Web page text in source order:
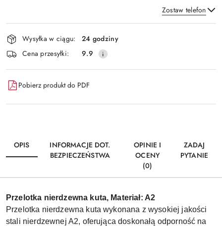
Zostaw telefon
Wyślij
Dostępność
i
dostawa
Wysyłka w ciągu:
24 godziny
Cena przesyłki:
9.9
Pobierz produkt do PDF
OPIS
INFORMACJE DOT.
BEZPIECZEŃSTWA
OPINIE I
OCENY
(0)
ZADAJ
PYTANIE
Przelotka nierdzewna kuta, Materiał: A2
Przelotka nierdzewna kuta wykonana z wysokiej jakości
stali nierdzewnej A2, oferująca doskonałą odporność na